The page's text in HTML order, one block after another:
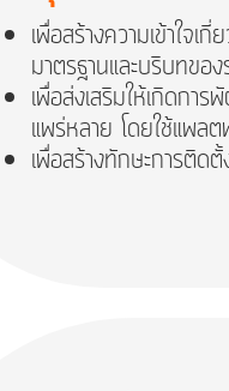
เพื่อสร้างความเข้าใ
มาตรฐานและบริบทขอ
เพื่อส่งเสริมให้เกิดก
แพร่หลาย โดยใช้แพ
เพื่อสร้างทักษะการติ